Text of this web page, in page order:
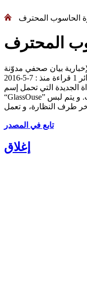
الحاسوب المحترف
المحترف
بيان صحفي مدوّنة
1 قراءة منذ :
7-5-2016
الجديدة التي تحمل إسم
“GlassOuse” مثالية بالنسبة للمستخدمين الذين يعانون من إعاقات. و يتم لبس GlassOuse كأي نظارة عادية و يمكن التحكم في مؤشر الفأرة على الحاسوب عن طريق حركة الرأس فيما يمكن النقر على
تابع في المصدر
إغلاق